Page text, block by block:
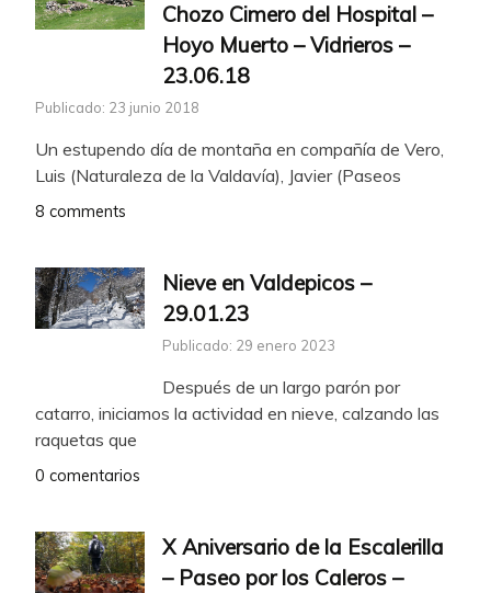
Chozo Cimero del Hospital –
Hoyo Muerto – Vidrieros –
23.06.18
Publicado: 23 junio 2018
Un estupendo día de montaña en compañía de Vero,
Luis (Naturaleza de la Valdavía), Javier (Paseos
8 comments
Nieve en Valdepicos –
29.01.23
Publicado: 29 enero 2023
Después de un largo parón por
catarro, iniciamos la actividad en nieve, calzando las
raquetas que
0 comentarios
X Aniversario de la Escalerilla
– Paseo por los Caleros –